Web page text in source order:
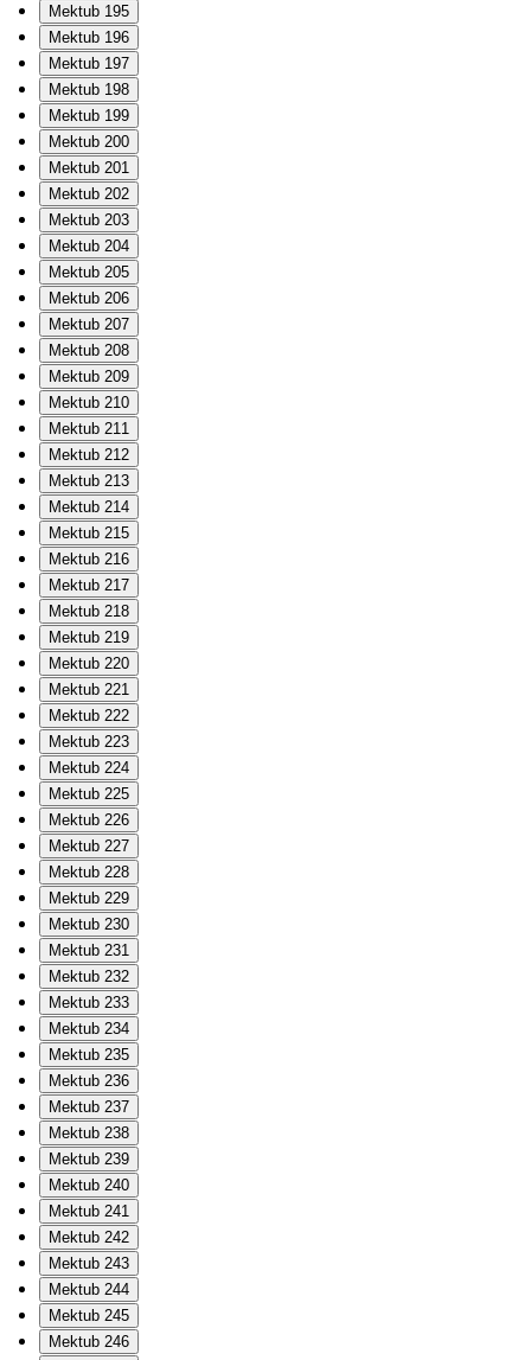
Mektub 195
Mektub 196
Mektub 197
Mektub 198
Mektub 199
Mektub 200
Mektub 201
Mektub 202
Mektub 203
Mektub 204
Mektub 205
Mektub 206
Mektub 207
Mektub 208
Mektub 209
Mektub 210
Mektub 211
Mektub 212
Mektub 213
Mektub 214
Mektub 215
Mektub 216
Mektub 217
Mektub 218
Mektub 219
Mektub 220
Mektub 221
Mektub 222
Mektub 223
Mektub 224
Mektub 225
Mektub 226
Mektub 227
Mektub 228
Mektub 229
Mektub 230
Mektub 231
Mektub 232
Mektub 233
Mektub 234
Mektub 235
Mektub 236
Mektub 237
Mektub 238
Mektub 239
Mektub 240
Mektub 241
Mektub 242
Mektub 243
Mektub 244
Mektub 245
Mektub 246